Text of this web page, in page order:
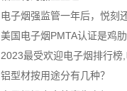
电子烟强监管一年后，悦刻
美国电子烟PMTA认证是鸡
2023最受欢迎电子烟排行榜
铝型材按用途分有几种？